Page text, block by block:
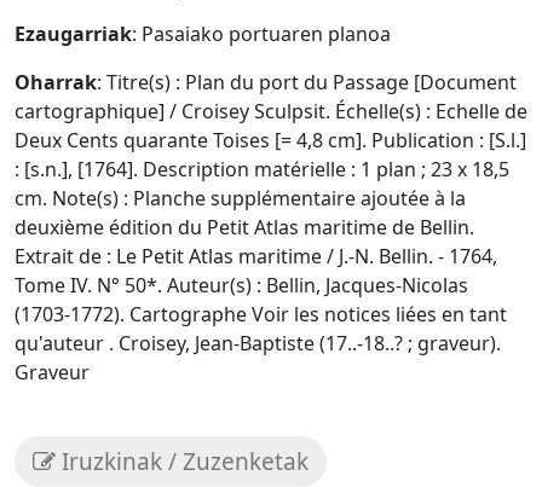
Ezaugarriak: Pasaiako portuaren planoa
Oharrak: Titre(s) : Plan du port du Passage [Document
cartographique] / Croisey Sculpsit. Échelle(s) : Echelle de
Deux Cents quarante Toises [= 4,8 cm]. Publication : [S.l.]
: [s.n.], [1764]. Description matérielle : 1 plan ; 23 x 18,5
cm. Note(s) : Planche supplémentaire ajoutée à la
deuxième édition du Petit Atlas maritime de Bellin.
Extrait de : Le Petit Atlas maritime / J.-N. Bellin. - 1764,
Tome IV. N° 50*. Auteur(s) : Bellin, Jacques-Nicolas
(1703-1772). Cartographe Voir les notices liées en tant
qu'auteur . Croisey, Jean-Baptiste (17..-18..? ; graveur).
Graveur
Iruzkinak / Zuzenketak